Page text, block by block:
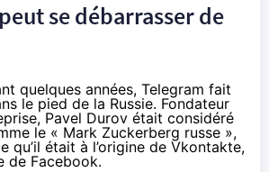
se débarrasser de
quelques années, Telegram fait
le pied de la Russie. Fondateur
Pavel Durov était considéré
le « Mark Zuckerberg russe »,
qu’il était à l’origine de Vkontakte,
de Facebook.